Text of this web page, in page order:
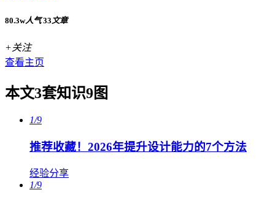
80.3w人气 33 文章
+关注
查看主页
本文3套知识9图
1/9
推荐收藏！2026年提升设计能力的7个方法
经验分享
1/9